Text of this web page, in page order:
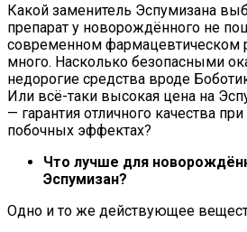
Какой заменитель Эспумизана
препарат у новорождённого не
современном фармацевтическом
много. Насколько безопасными
недорогие средства вроде
Или всё-таки высокая цена на
— гарантия отличного качества
побочных эффектах?
Что лучше для
Эспумизан?
Одно и то же действующее